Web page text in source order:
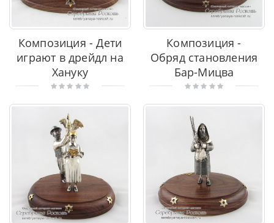
Композиция - Дети
играют в дрейдл на
Хануку
Композиция -
Обряд становления
Бар-Мицва